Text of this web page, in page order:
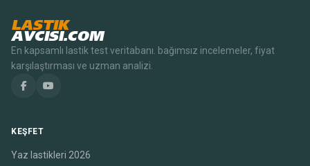
LASTIK
AVCISI.COM
En kapsamlı lastik test veritabanı. bağımsız incelemeler, fiyat
karşılaştırması ve uzman analizi.
KEŞFET
Yaz lastikleri 2026